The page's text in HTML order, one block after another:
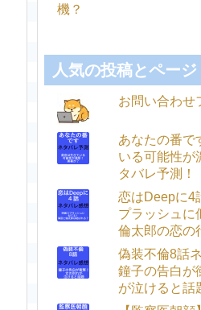
機？
人気の投稿とページ
お問い合わせ
あなたの番で
いる可能性が
タバレ予測！
恋はDeepに4
プラッシュに
倫太郎の恋の
偽装不倫8話
鐘子の告白が
が泣けると話